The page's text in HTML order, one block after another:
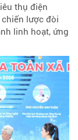
thụ điện
lược đòi
linh hoạt, ứng